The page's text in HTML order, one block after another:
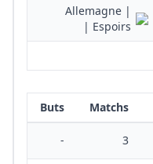
| Allemagne
Espoirs |
Matchs
Buts
3
-